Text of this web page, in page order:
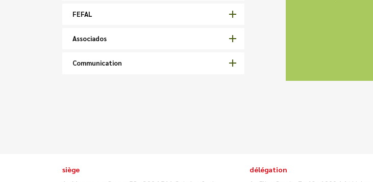
FEFAL
Associados
Communication
siège
délégation